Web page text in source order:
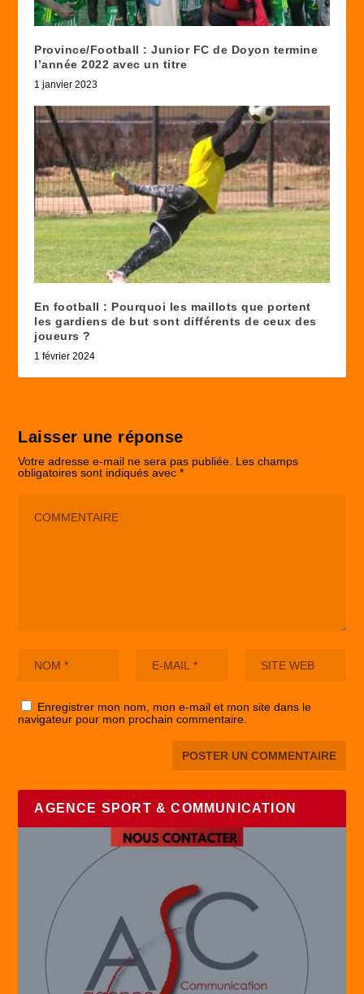
Province/Football : Junior FC de Doyon termine
l’année 2022 avec un titre
1 janvier 2023
En football : Pourquoi les maillots que portent
les gardiens de but sont différents de ceux des
joueurs ?
1 février 2024
Laisser une réponse
Votre adresse e-mail ne sera pas publiée. Les champs
obligatoires sont indiqués avec*
Enregistrer mon nom, mon e-mail et mon site dans le
navigateur pour mon prochain commentaire.
AGENCE SPORT & COMMUNICATION